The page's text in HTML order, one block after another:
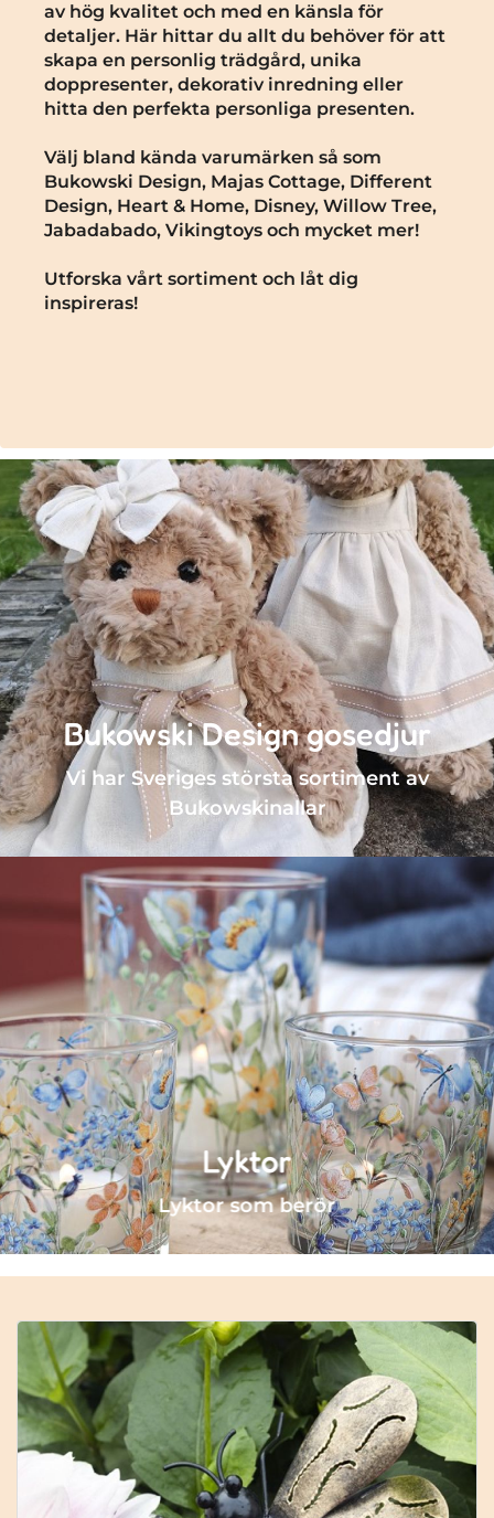
av hög kvalitet och med en känsla för
detaljer. Här hittar du allt du behöver för att
skapa en personlig trädgård, unika
doppresenter, dekorativ inredning eller
hitta den perfekta personliga presenten.
Välj bland kända varumärken så som
Bukowski Design, Majas Cottage, Different
Design, Heart & Home, Disney, Willow Tree,
Jabadabado, Vikingtoys och mycket mer!
Utforska vårt sortiment och låt dig
inspireras!
Bukowski Design gosedjur
Vi har Sveriges största sortiment av
Bukowskinallar
Lyktor
Lyktor som berör